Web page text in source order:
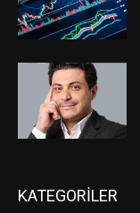
KATEGORİLER